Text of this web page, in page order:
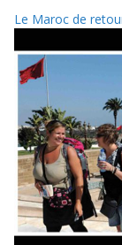
Le Maroc de